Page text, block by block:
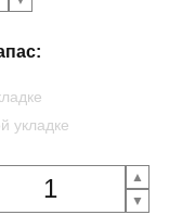
укладке